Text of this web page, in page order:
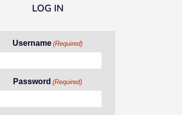
LOG IN
Username (Required)
Password (Required)